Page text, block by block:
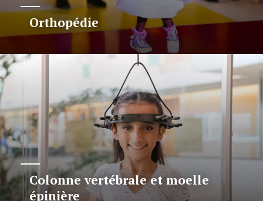
Orthopédie
Colonne vertébrale et moelle
épinière